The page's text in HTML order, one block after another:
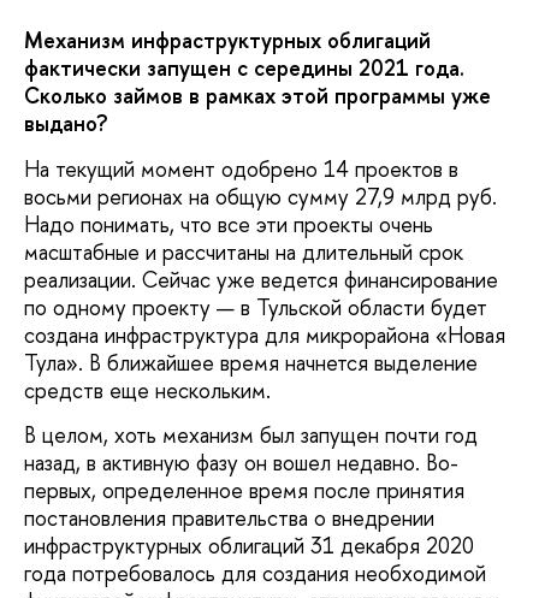
Механизм инфраструктурных облигаций
фактически запущен с середины 2021 года.
Сколько займов в рамках этой программы уже
выдано?
На текущий момент одобрено 14 проектов в
восьми регионах на общую сумму 27,9 млрд руб.
Надо понимать, что все эти проекты очень
масштабные и рассчитаны на длительный срок
реализации. Сейчас уже ведется финансирование
по одному проекту — в Тульской области будет
создана инфраструктура для микрорайона «Новая
Тула». В ближайшее время начнется выделение
средств еще нескольким.
В целом, хоть механизм был запущен почти год
назад, в активную фазу он вошел недавно. Во-
первых, определенное время после принятия
постановления правительства о внедрении
инфраструктурных облигаций 31 декабря 2020
года потребовалось для создания необходимой